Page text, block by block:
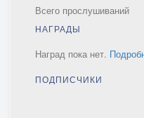
Всего прослушиваний
НАГРАДЫ
Наград пока нет.
ПОДПИСЧИКИ